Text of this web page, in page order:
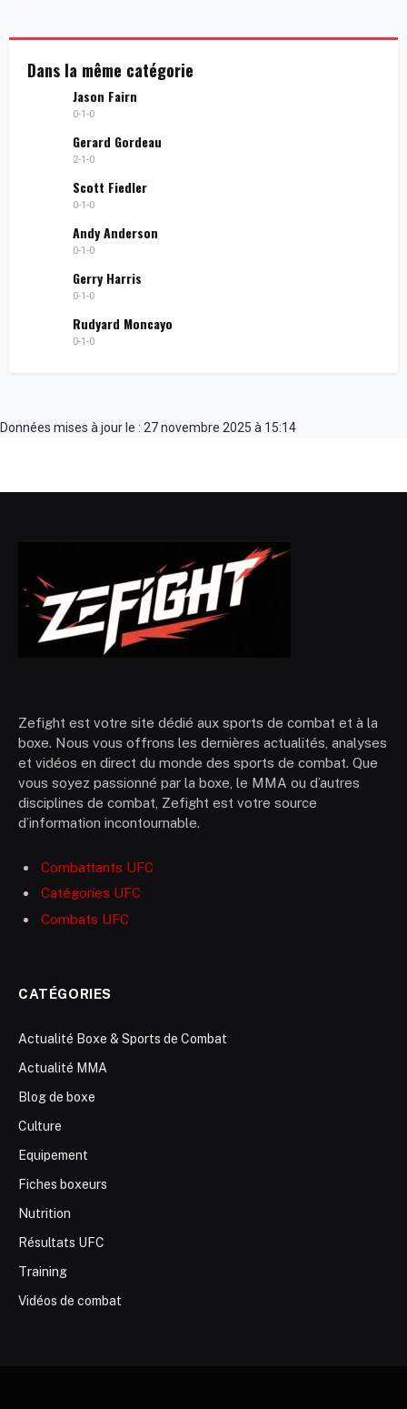
Dans la même catégorie
Jason Fairn
0-1-0
Gerard Gordeau
2-1-0
Scott Fiedler
0-1-0
Andy Anderson
0-1-0
Gerry Harris
0-1-0
Rudyard Moncayo
0-1-0
Données mises à jour le : 27 novembre 2025 à 15:14
Zefight est votre site dédié aux sports de combat et à la
boxe. Nous vous offrons les dernières actualités, analyses
et vidéos en direct du monde des sports de combat. Que
vous soyez passionné par la boxe, le MMA ou d’autres
disciplines de combat, Zefight est votre source
d’information incontournable.
Combattants UFC
Catégories UFC
Combats UFC
CATÉGORIES
Actualité Boxe & Sports de Combat
Actualité MMA
Blog de boxe
Culture
Equipement
Fiches boxeurs
Nutrition
Résultats UFC
Training
Vidéos de combat